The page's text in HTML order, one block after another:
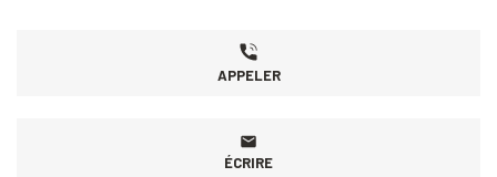
APPELER
ÉCRIRE